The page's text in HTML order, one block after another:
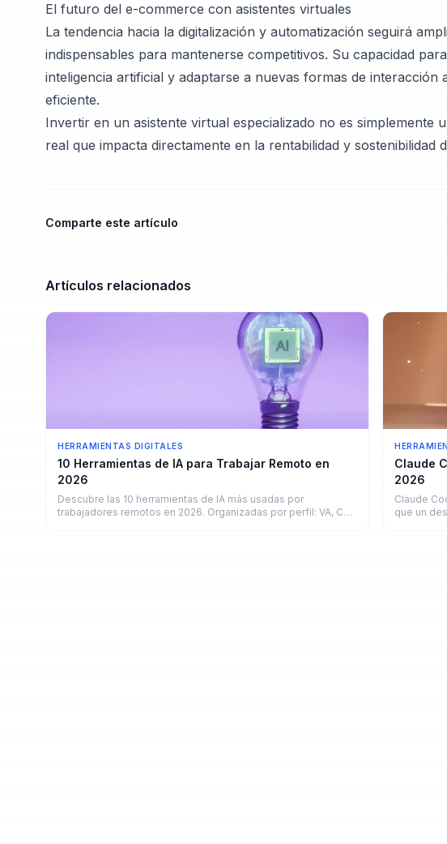
El futuro del e-commerce con asistentes virtuales
La tendencia hacia la digitalización y automatización seguirá
indispensables para mantenerse competitivos. Su capacidad
inteligencia artificial y adaptarse a nuevas formas de
eficiente.
Invertir en un asistente virtual especializado no es simplemente
real que impacta directamente en la rentabilidad y sostenibilidad
Comparte este artículo
Artículos relacionados
HERRAMIENTAS DIGITALES
10 Herramientas de IA para Trabajar Remoto en
2026
Descubre las 10 herramientas de IA más usadas por
trabajadores remotos en 2026. Organizadas por perfil: VA, CM,
Claude
2026
Claude
que un